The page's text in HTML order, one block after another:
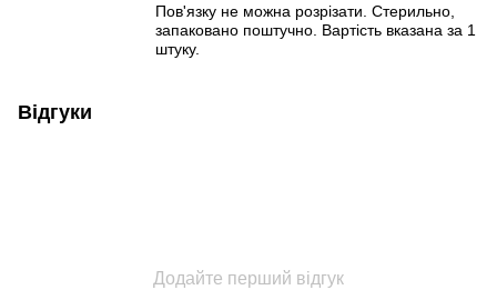
Пов'язку не можна розрізати. Стерильно,
запаковано поштучно. Вартість вказана за 1
штуку.
Відгуки
Додайте перший відгук